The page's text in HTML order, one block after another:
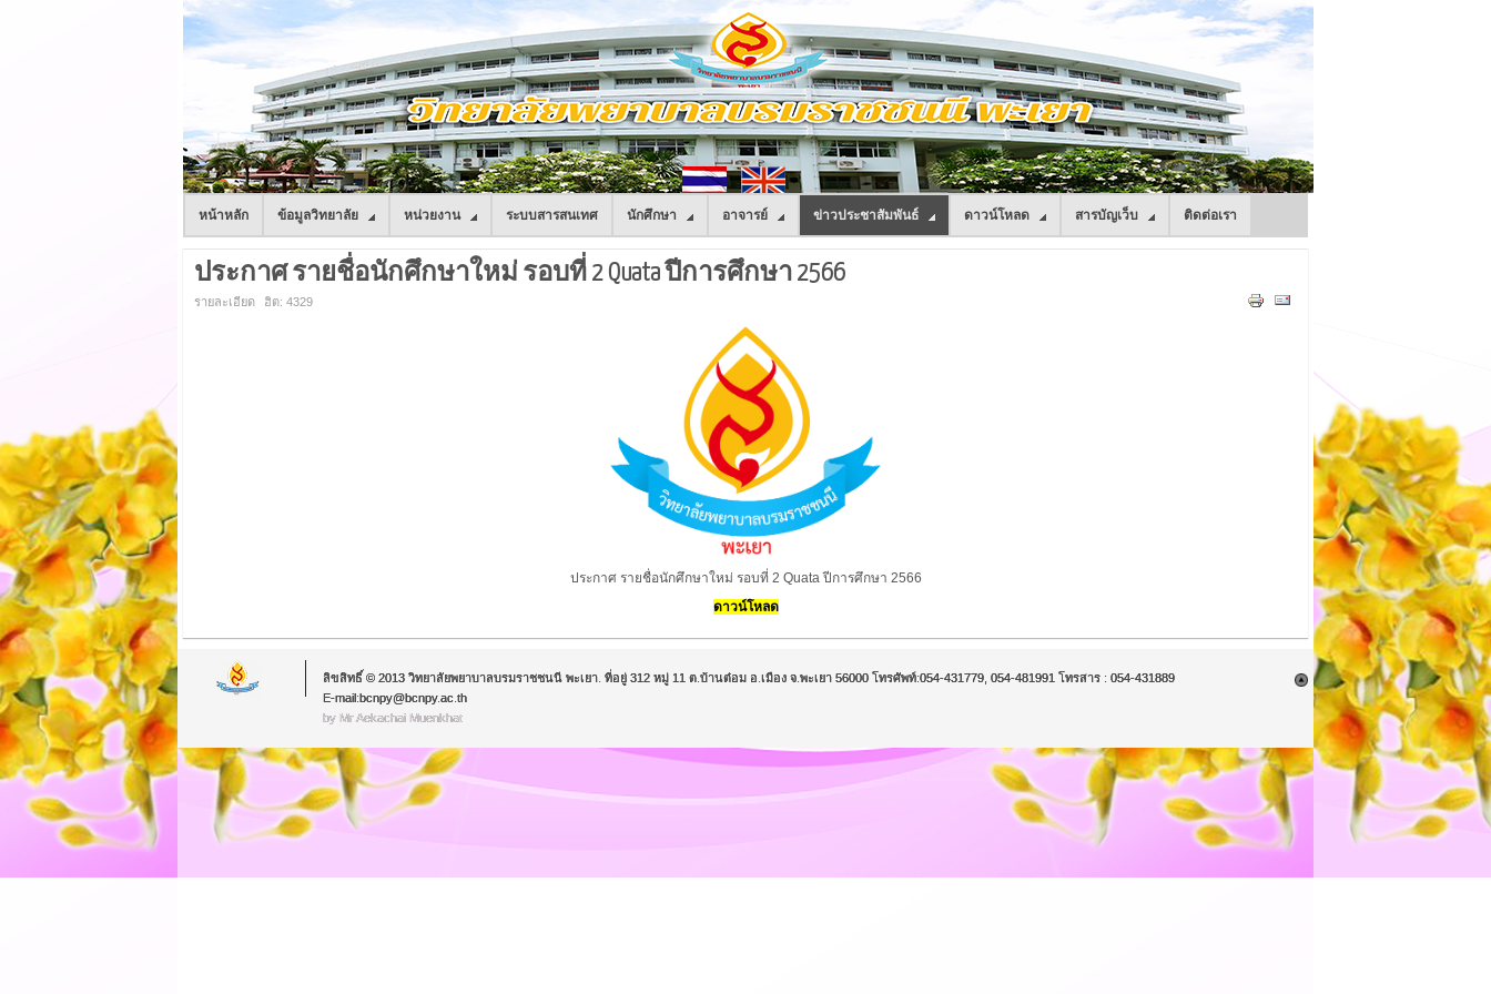
หน้าหลัก ข้อมูลวิทยาลัย หน่วยงาน ระบบสารสนเทศ นักศึกษา อาจารย์ ข่าวประชาสัมพันธ์ ดาวน์โหลด สารบัญเว็บ ติดต่อเรา
ประกาศ รายชื่อนักศึกษาใหม่ รอบที่ 2 Quata ปีการศึกษา 2566
รายละเอียด ฮิต: 4329
ประกาศ รายชื่อนักศึกษาใหม่ รอบที่ 2 Quata ปีการศึกษา 2566
ดาวน์โหลด
ลิขสิทธิ์ © 2013 วิทยาลัยพยาบาลบรมราชชนนี พะเยา. ที่อยู่ 312 หมู่ 11 ต.บ้านต๋อม อ.เมือง จ.พะเยา 56000 โทรศัพท์:054-431779, 054-481991 โทรสาร : 054-431889
E-mail:bcnpy@bcnpy.ac.th
by Mr.Aekachai Muenkhat